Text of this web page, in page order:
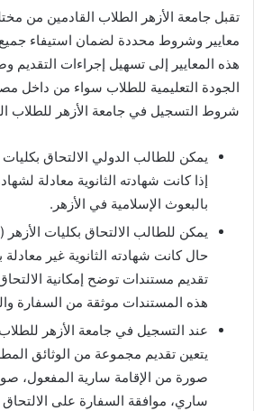
تقبل جامعة الأزهر الطلاب القادمين من
معايير وشروط محددة لضمان استيفاء
هذه المعايير إلى تسهيل إجراءات التقديم
الجودة التعليمية للطلاب سواء من داخل
شروط التسجيل في جامعة الأزهر للطلاب
يمكن للطالب الدولي الالتحاق بكليات
إذا كانت شهادته الثانوية معادلة
بالبعوث الإسلامية في الأزهر.
يمكن للطالب الالتحاق بكليات الأزهر
حال كانت شهادته الثانوية غير
تقديم مستندات توضح إمكانية
هذه المستندات موثقة من السفارة
يتعين تقديم مجموعة من الوثائق
صورة من الإقامة سارية المفعول،
ساري، موافقة السفارة على الالتحاق